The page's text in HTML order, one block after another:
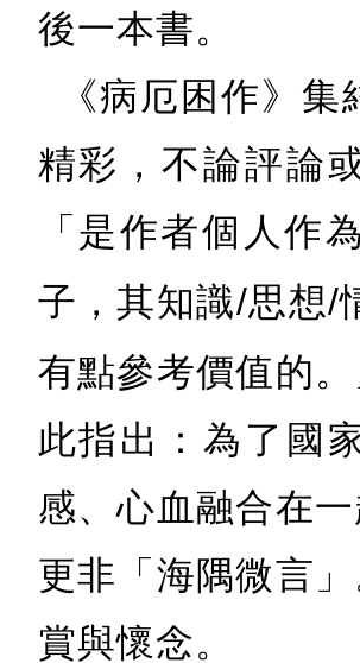
後一本書。
《病厄困作》
精彩，不論評論
「是作者個人作
子，其知識/思想/
有點參考價值的
此指出：為了國
感、心血融合在
更非「海隅微言
賞與懷念。